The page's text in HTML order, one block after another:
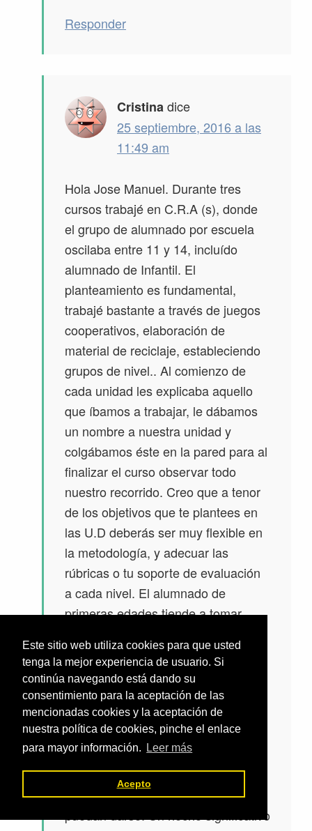
Este sitio web utiliza cookies para que usted
tenga la mejor experiencia de usuario. Si
continúa navegando está dando su
consentimiento para la aceptación de las
mencionadas cookies y la aceptación de
nuestra política de cookies, pinche el enlace
para mayor información.
Leer más
Acepto
Responder
Cristinadice
25 septiembre, 2016 a las
11:49 am
Hola Jose Manuel. Durante tres
cursos trabajé en C.R.A (s), donde
el grupo de alumnado por escuela
oscilaba entre 11 y 14, incluído
alumnado de Infantil. El
planteamiento es fundamental,
trabajé bastante a través de juegos
cooperativos, elaboración de
material de reciclaje, estableciendo
grupos de nivel.. Al comienzo de
cada unidad les explicaba aquello
que íbamos a trabajar, le dábamos
un nombre a nuestra unidad y
colgábamos éste en la pared para al
finalizar el curso observar todo
nuestro recorrido. Creo que a tenor
de los objetivos que te plantees en
las U.D deberás ser muy flexible en
la metodología, y adecuar las
rúbricas o tu soporte de evaluación
a cada nivel. El alumnado de
primeras edades tiende a tomar
compañeras de mayor edad, no
tienen límites y se ven capaces de
realizar las mismas actividades
planteadas, aunque motrizmente
tengan mayor dificultad, creo que la
clave es hacerles sentir capaces
pero al mismo tiempo conscientes
de las diferencias lógicas que
puedan darse. Un hecho significativo